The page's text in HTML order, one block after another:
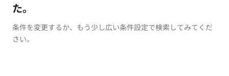
た。
条件を変更するか、もう少し広い条件設定で検索してみてくだ
さい。